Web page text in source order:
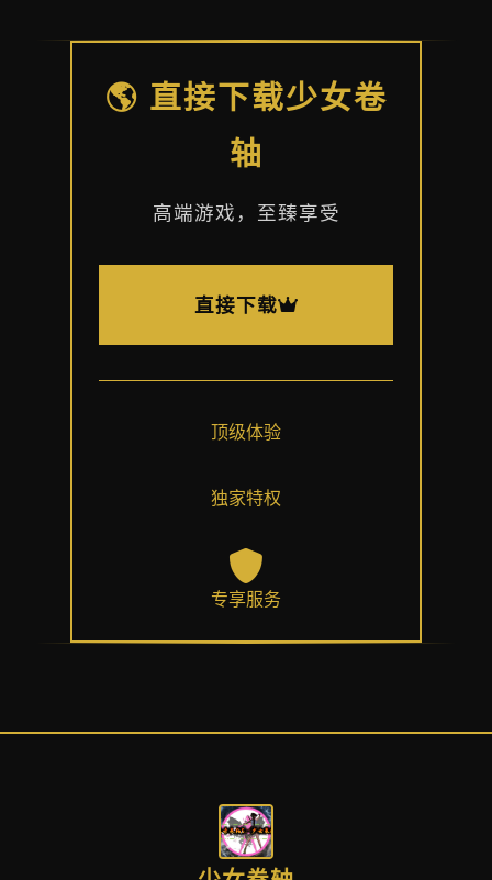
🌎 直接下载少女卷
轴
高端游戏，至臻享受
直接下载
顶级体验
独家特权
专享服务